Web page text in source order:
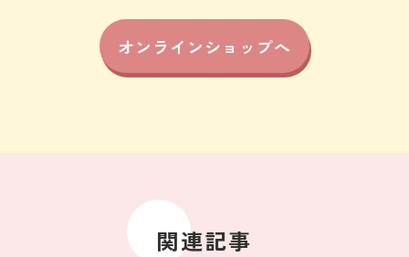
オンラインショップへ
関連記事